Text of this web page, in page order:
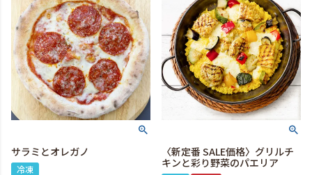
サラミとオレガノ
冷凍
〈新定番 SALE価格〉グリルチ
キンと彩り野菜のパエリア